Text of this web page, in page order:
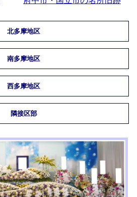
北多摩地区
南多摩地区
西多摩地区
隣接区部